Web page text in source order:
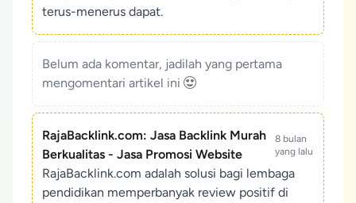
terus-menerus dapat.
Belum ada komentar, jadilah yang pertama
mengomentari artikel ini
RajaBacklink.com: Jasa Backlink Murah
Berkualitas - Jasa Promosi Website
8 bulan
yang lalu
RajaBacklink.com adalah solusi bagi lembaga
pendidikan memperbanyak review positif di